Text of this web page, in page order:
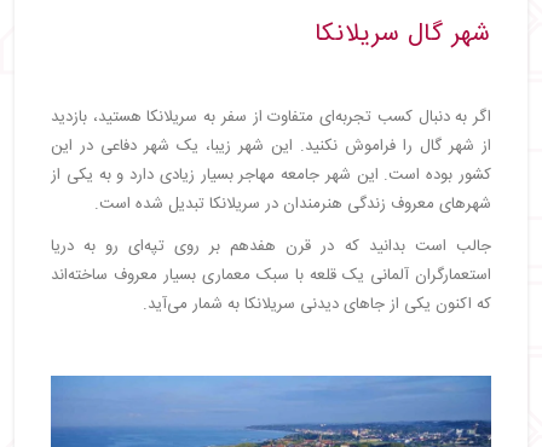
شهر گال سریلانکا
اگر به دنبال کسب تجربه‌ای متفاوت از سفر به سریلانکا هستید، بازدید
از شهر گال را فراموش نکنید. این شهر زیبا، یک شهر دفاعی در این
کشور بوده است. این شهر جامعه مهاجر بسیار زیادی دارد و به یکی از
شهرهای معروف زندگی هنرمندان در سریلانکا تبدیل شده است.
جالب است بدانید که در قرن هفدهم بر روی تپه‌ای رو به دریا
استعمارگران آلمانی یک قلعه با سبک معماری بسیار معروف ساخته‌اند
که اکنون یکی از جاهای دیدنی سریلانکا به شمار می‌آید.